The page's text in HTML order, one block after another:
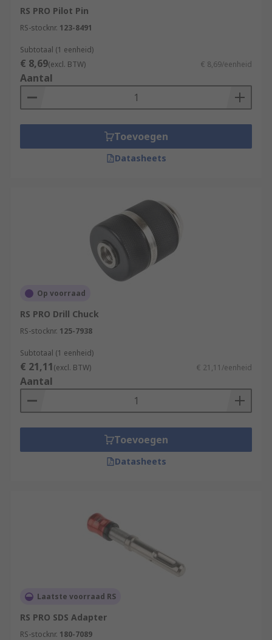
RS PRO Pilot Pin
RS-stocknr. 123-8491
Subtotaal (1 eenheid)
€ 8,69(excl. BTW) € 8,69/eenheid
Aantal
Toevoegen
Datasheets
Op voorraad
RS PRO Drill Chuck
RS-stocknr. 125-7938
Subtotaal (1 eenheid)
€ 21,11(excl. BTW) € 21,11/eenheid
Aantal
Toevoegen
Datasheets
Laatste voorraad RS
RS PRO SDS Adapter
RS-stocknr. 180-7089